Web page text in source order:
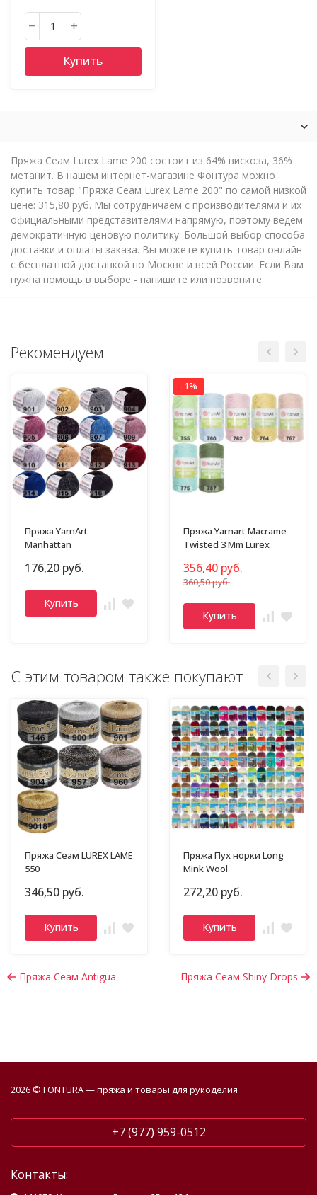
Купить
Пряжа Сеам Lurex Lame 200 состоит из 64% вискоза, 36%
метанит. В нашем интернет-магазине Фонтура можно
купить товар "Пряжа Сеам Lurex Lame 200" по самой низкой
цене: 315,80 руб. Мы сотрудничаем с производителями и их
официальными представителями напрямую, поэтому ведем
демократичную ценовую политику. Большой выбор способа
доставки и оплаты заказа. Вы можете купить товар онлайн
с бесплатной доставкой по Москве и всей России. Если Вам
нужна помощь в выборе - напишите или позвоните.
Рекомендуем
Пряжа YarnArt
Manhattan
176,20 руб.
Купить
-1%
Пряжа Yarnart Macrame
Twisted 3 Mm Lurex
356,40 руб.
360,50 руб.
Купить
С этим товаром также покупают
Пряжа Сеам LUREX LAME
550
346,50 руб.
Купить
Пряжа Пух норки Long
Mink Wool
272,20 руб.
Купить
Пряжа Сеам Antigua Пряжа Сеам Shiny Drops
2026 © FONTURA — пряжа и товары для рукоделия
+7 (977) 959-0512
Контакты: